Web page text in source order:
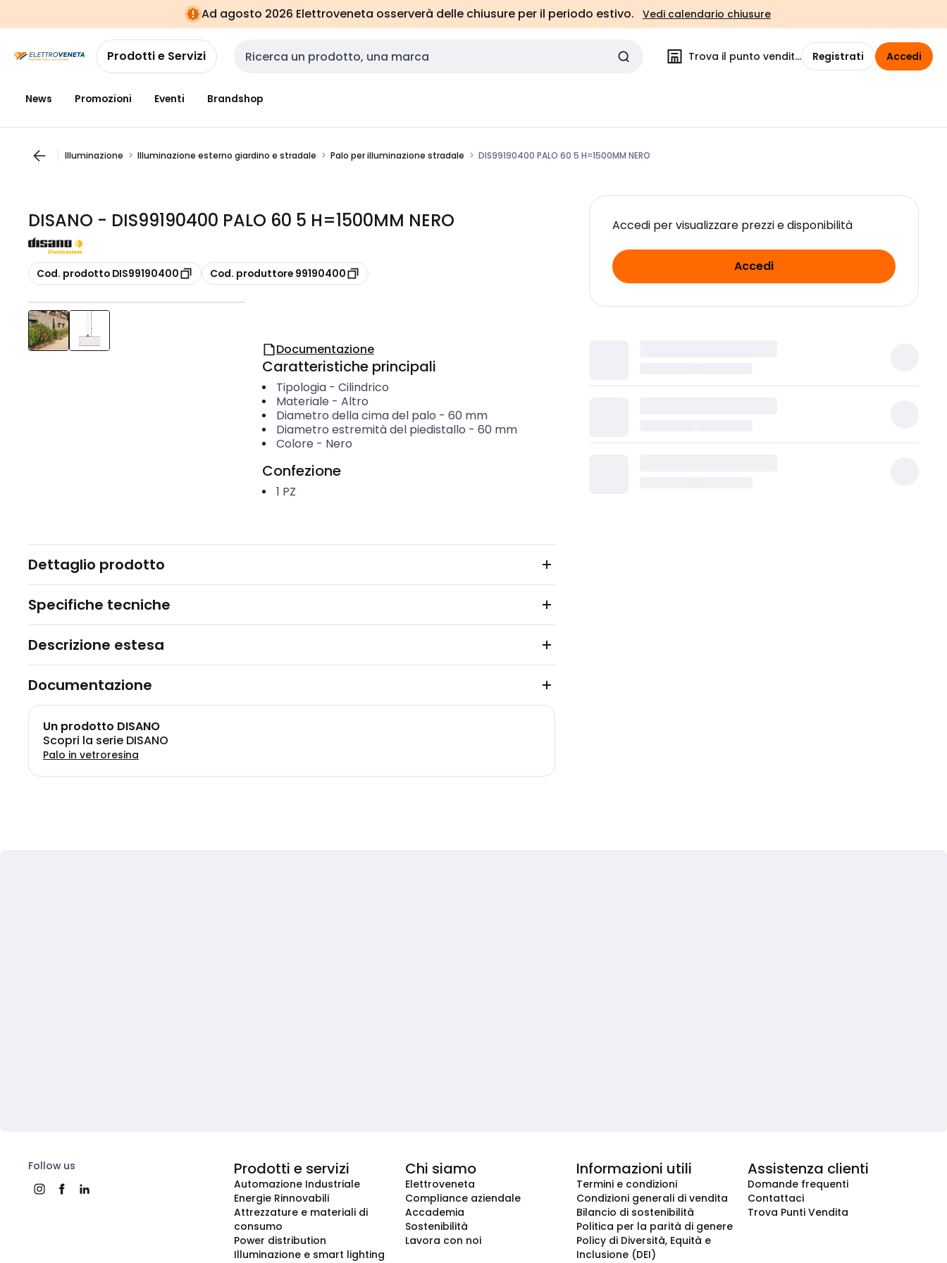
navigazionealla
pagina
Ad agosto 2026 Elettroveneta osserverà delle chiusure per il periodo estivo. Vedi calendario chiusure
Prodotti e Servizi Cerca input Trova il punto vendita Registrati Accedi
News Promozioni Eventi Brandshop
Illuminazione Illuminazione esterno giardino e stradale Palo per illuminazione stradale DIS99190400 PALO 60 5 H=1500MM NERO
DISANO - DIS99190400 PALO 60 5 H=1500MM NERO
copia
Cod. prodotto DIS99190400 copia
Cod. produttore 99190400
Accedi per visualizzare prezzi e disponibilità
Accedi
Documentazione
Caratteristiche principali
Tipologia- Cilindrico
Materiale - Altro
Diametro della cima del palo - 60 mm
Diametro estremità del piedistallo - 60 mm
Colore - Nero
Confezione
1 PZ
Dettaglio prodotto
Specifiche tecniche
Descrizione estesa
Documentazione
Un prodotto DISANO
Scopri la serie DISANO
Palo in vetroresina
Follow us Prodotti e servizi
Automazione Industriale
Energie Rinnovabili
Attrezzature e materiali di
consumo
Power distribution
Illuminazione e smart lighting
Chi siamo
Elettroveneta
Compliance aziendale
Accademia
Sostenibilità
Lavora con noi
Informazioni utili
Termini e condizioni
Condizioni generali di vendita
Bilancio di sostenibilità
Politica per la parità di genere
Policy di Diversità, Equità e
Inclusione (DEI)
Assistenza clienti
Domande frequenti
Contattaci
Trova Punti Vendita